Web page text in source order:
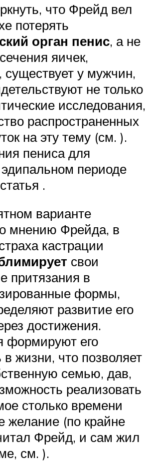
что Фрейд вел
потерять
орган пенис, а не
яичек,
существует у мужчин,
не только
исследования,
распространенных
на эту тему (см. ).
пениса для
периоде
.
варианте
мнению Фрейда, в
кастрации
свои
притязания в
формы,
развитие его
достижения.
формируют его
жизни, что позволяет
семью, дав,
реализовать
столько времени
желание (по крайне
Фрейд, и сам жил
см. ).